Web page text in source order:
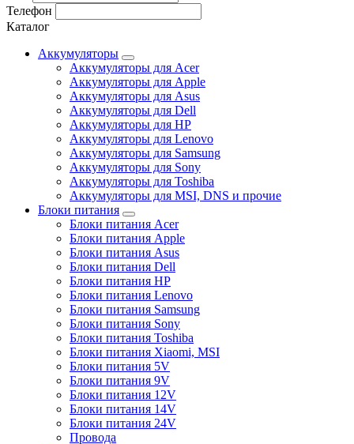
Телефон
Каталог
Аккумуляторы
Аккумуляторы для Acer
Аккумуляторы для Apple
Аккумуляторы для Asus
Аккумуляторы для Dell
Аккумуляторы для HP
Аккумуляторы для Lenovo
Аккумуляторы для Samsung
Аккумуляторы для Sony
Аккумуляторы для Toshiba
Аккумуляторы для MSI, DNS и прочие
Блоки питания
Блоки питания Acer
Блоки питания Apple
Блоки питания Asus
Блоки питания Dell
Блоки питания HP
Блоки питания Lenovo
Блоки питания Samsung
Блоки питания Sony
Блоки питания Toshiba
Блоки питания Xiaomi, MSI
Блоки питания 5V
Блоки питания 9V
Блоки питания 12V
Блоки питания 14V
Блоки питания 24V
Провода